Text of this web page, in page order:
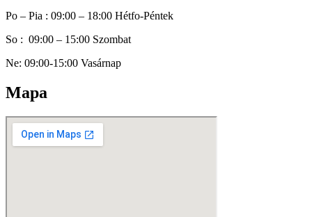
Po – Pia : 09:00 – 18:00 Hétfo-Péntek
So : 09:00 – 15:00 Szombat
Ne: 09:00-15:00 Vasárnap
Mapa